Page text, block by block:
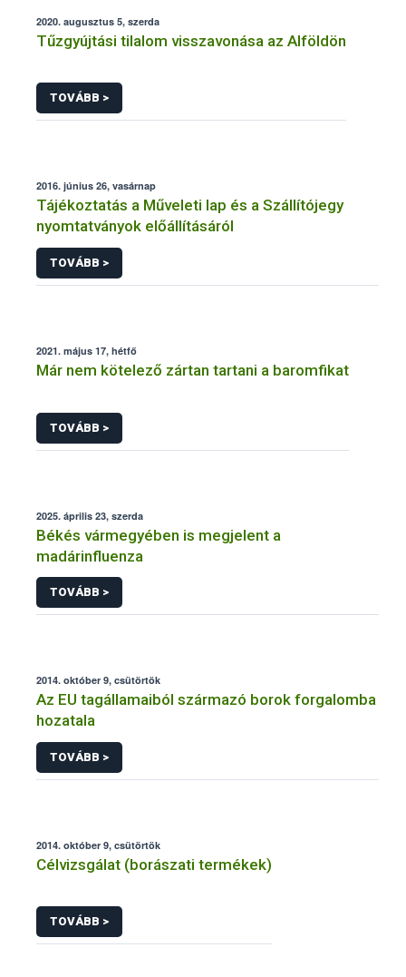
2020. augusztus 5, szerda
Tűzgyújtási tilalom visszavonása az Alföldön
TOVÁBB >
2016. június 26, vasárnap
Tájékoztatás a Műveleti lap és a Szállítójegy
nyomtatványok előállításáról
TOVÁBB >
2021. május 17, hétfő
Már nem kötelező zártan tartani a baromfikat
TOVÁBB >
2025. április 23, szerda
Békés vármegyében is megjelent a
madárinfluenza
TOVÁBB >
2014. október 9, csütörtök
Az EU tagállamaiból származó borok forgalomba
hozatala
TOVÁBB >
2014. október 9, csütörtök
Célvizsgálat (borászati termékek)
TOVÁBB >